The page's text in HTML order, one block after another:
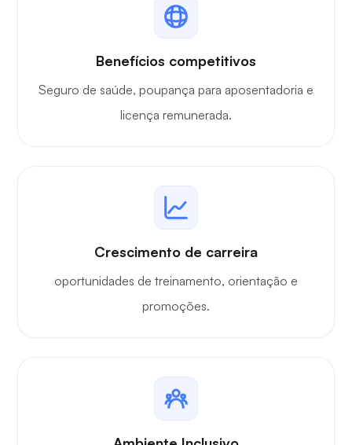
Benefícios competitivos
Seguro de saúde, poupança para aposentadoria e
licença remunerada.
Crescimento de carreira
oportunidades de treinamento, orientação e
promoções.